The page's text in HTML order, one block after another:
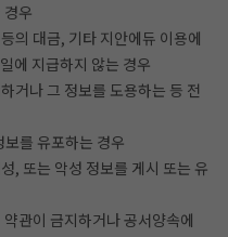
우
의 대금, 기타 지안에듀 이용에
에 지급하지 않는 경우
거나 그 정보를 도용하는 등 전
를 유포하는 경우
, 또는 악성 정보를 게시 또는 유
관이 금지하거나 공서양속에